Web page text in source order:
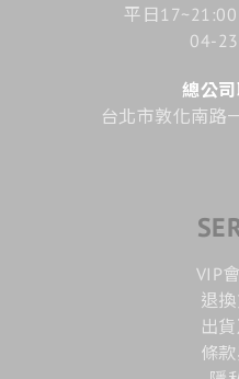
平日
04-
總公
台北市敦化南路
VIP
退
出
條